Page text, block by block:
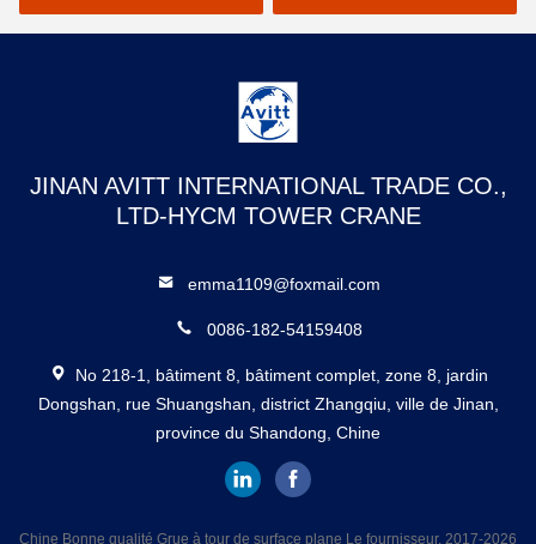
JINAN AVITT INTERNATIONAL TRADE CO.,
LTD-HYCM TOWER CRANE
emma1109@foxmail.com
0086-182-54159408
No 218-1, bâtiment 8, bâtiment complet, zone 8, jardin
Dongshan, rue Shuangshan, district Zhangqiu, ville de Jinan,
province du Shandong, Chine
Chine Bonne qualité Grue à tour de surface plane Le fournisseur. 2017-2026